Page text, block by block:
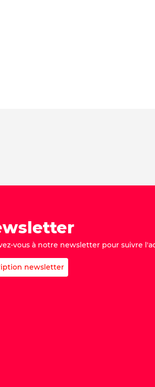
vous à notre newsletter pour suivre
newsletter